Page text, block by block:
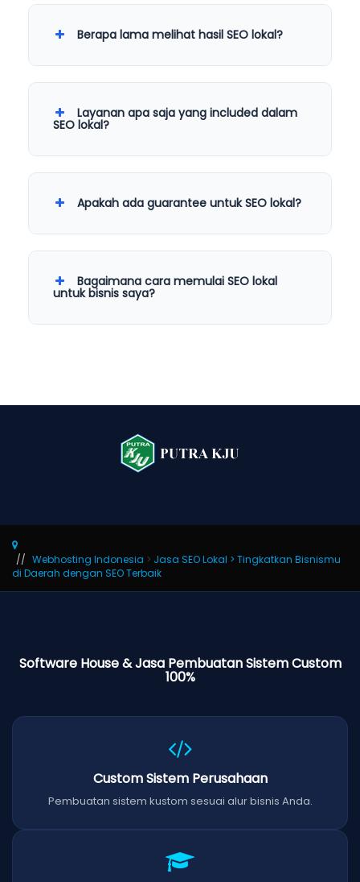
Berapa lama melihat hasil SEO lokal?
Layanan apa saja yang included dalam
SEO lokal?
Apakah ada guarantee untuk SEO lokal?
Bagaimana cara memulai SEO lokal
untuk bisnis saya?
Webhosting Indonesia > Jasa SEO Lokal > Tingkatkan Bisnismu
di Daerah dengan SEO Terbaik
Software House & Jasa Pembuatan Sistem Custom
100%
Custom Sistem Perusahaan
Pembuatan sistem kustom sesuai alur bisnis Anda.